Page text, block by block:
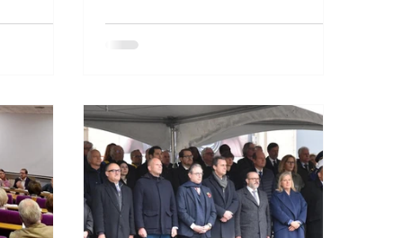
Mittelpunkt: die enge Kooperation
gemeinsame Zukunftsprojekte.